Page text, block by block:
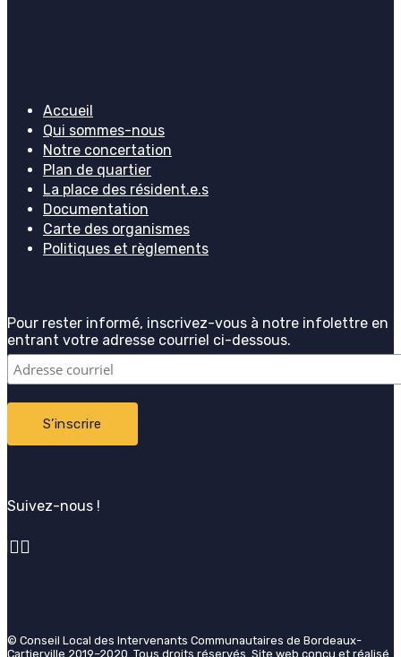
Accueil
Qui sommes-nous
Notre concertation
Plan de quartier
La place des résident.e.s
Documentation
Carte des organismes
Politiques et règlements
Pour rester informé, inscrivez-vous à notre infolettre en
entrant votre adresse courriel ci-dessous.
Suivez-nous !
© Conseil Local des Intervenants Communautaires de Bordeaux-
Cartierville 2019–2020. Tous droits réservés. Site web conçu et réalisé